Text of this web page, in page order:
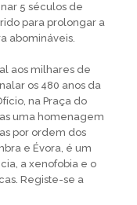
5 séculos de
para prolongar a
abomináveis.
aos milhares de
os 480 anos da
na Praça do
uma homenagem
por ordem dos
e Évora, é um
a xenofobia e o
Registe-se a